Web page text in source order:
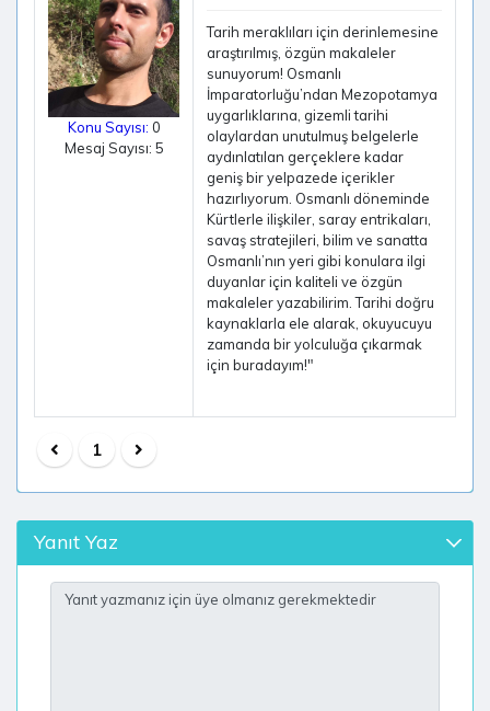
Konu Sayısı: 0
Mesaj Sayısı: 5
Tarih meraklıları için derinlemesine
araştırılmış, özgün makaleler
sunuyorum! Osmanlı
İmparatorluğu’ndan Mezopotamya
uygarlıklarına, gizemli tarihi
olaylardan unutulmuş belgelerle
aydınlatılan gerçeklere kadar
geniş bir yelpazede içerikler
hazırlıyorum. Osmanlı döneminde
Kürtlerle ilişkiler, saray entrikaları,
savaş stratejileri, bilim ve sanatta
Osmanlı’nın yeri gibi konulara ilgi
duyanlar için kaliteli ve özgün
makaleler yazabilirim. Tarihi doğru
kaynaklarla ele alarak, okuyucuyu
zamanda bir yolculuğa çıkarmak
için buradayım!"
1
Yanıt Yaz